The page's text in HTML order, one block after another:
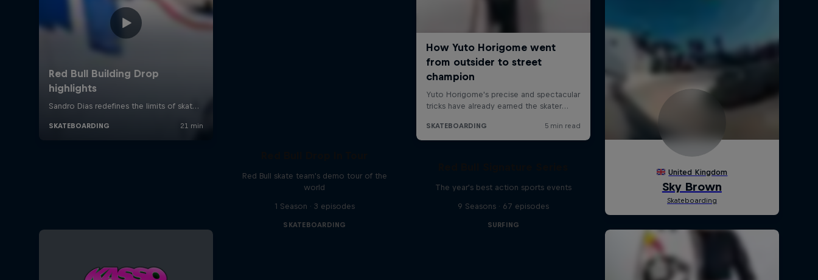
Red Bull skate team's demo tour of the
world
1 Season · 3 episodes
SKATEBOARDING
The year's best action sports events
9 Seasons · 67 episodes
SURFING